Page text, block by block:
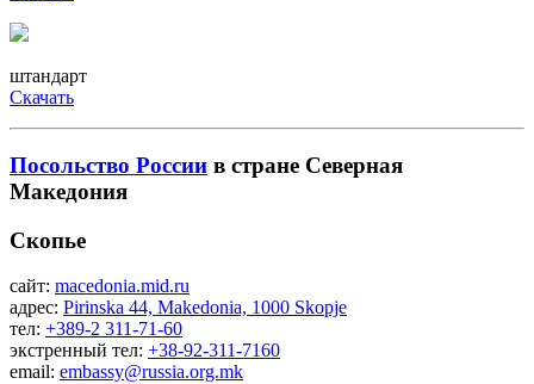
штандарт
Скачать
Посольство России в стране Северная
Македония
Скопье
сайт: macedonia.mid.ru
адрес: Pirinska 44, Makedonia, 1000 Skopje
тел: +389-2 311-71-60
экстренный тел: +38-92-311-7160
email: embassy@russia.org.mk